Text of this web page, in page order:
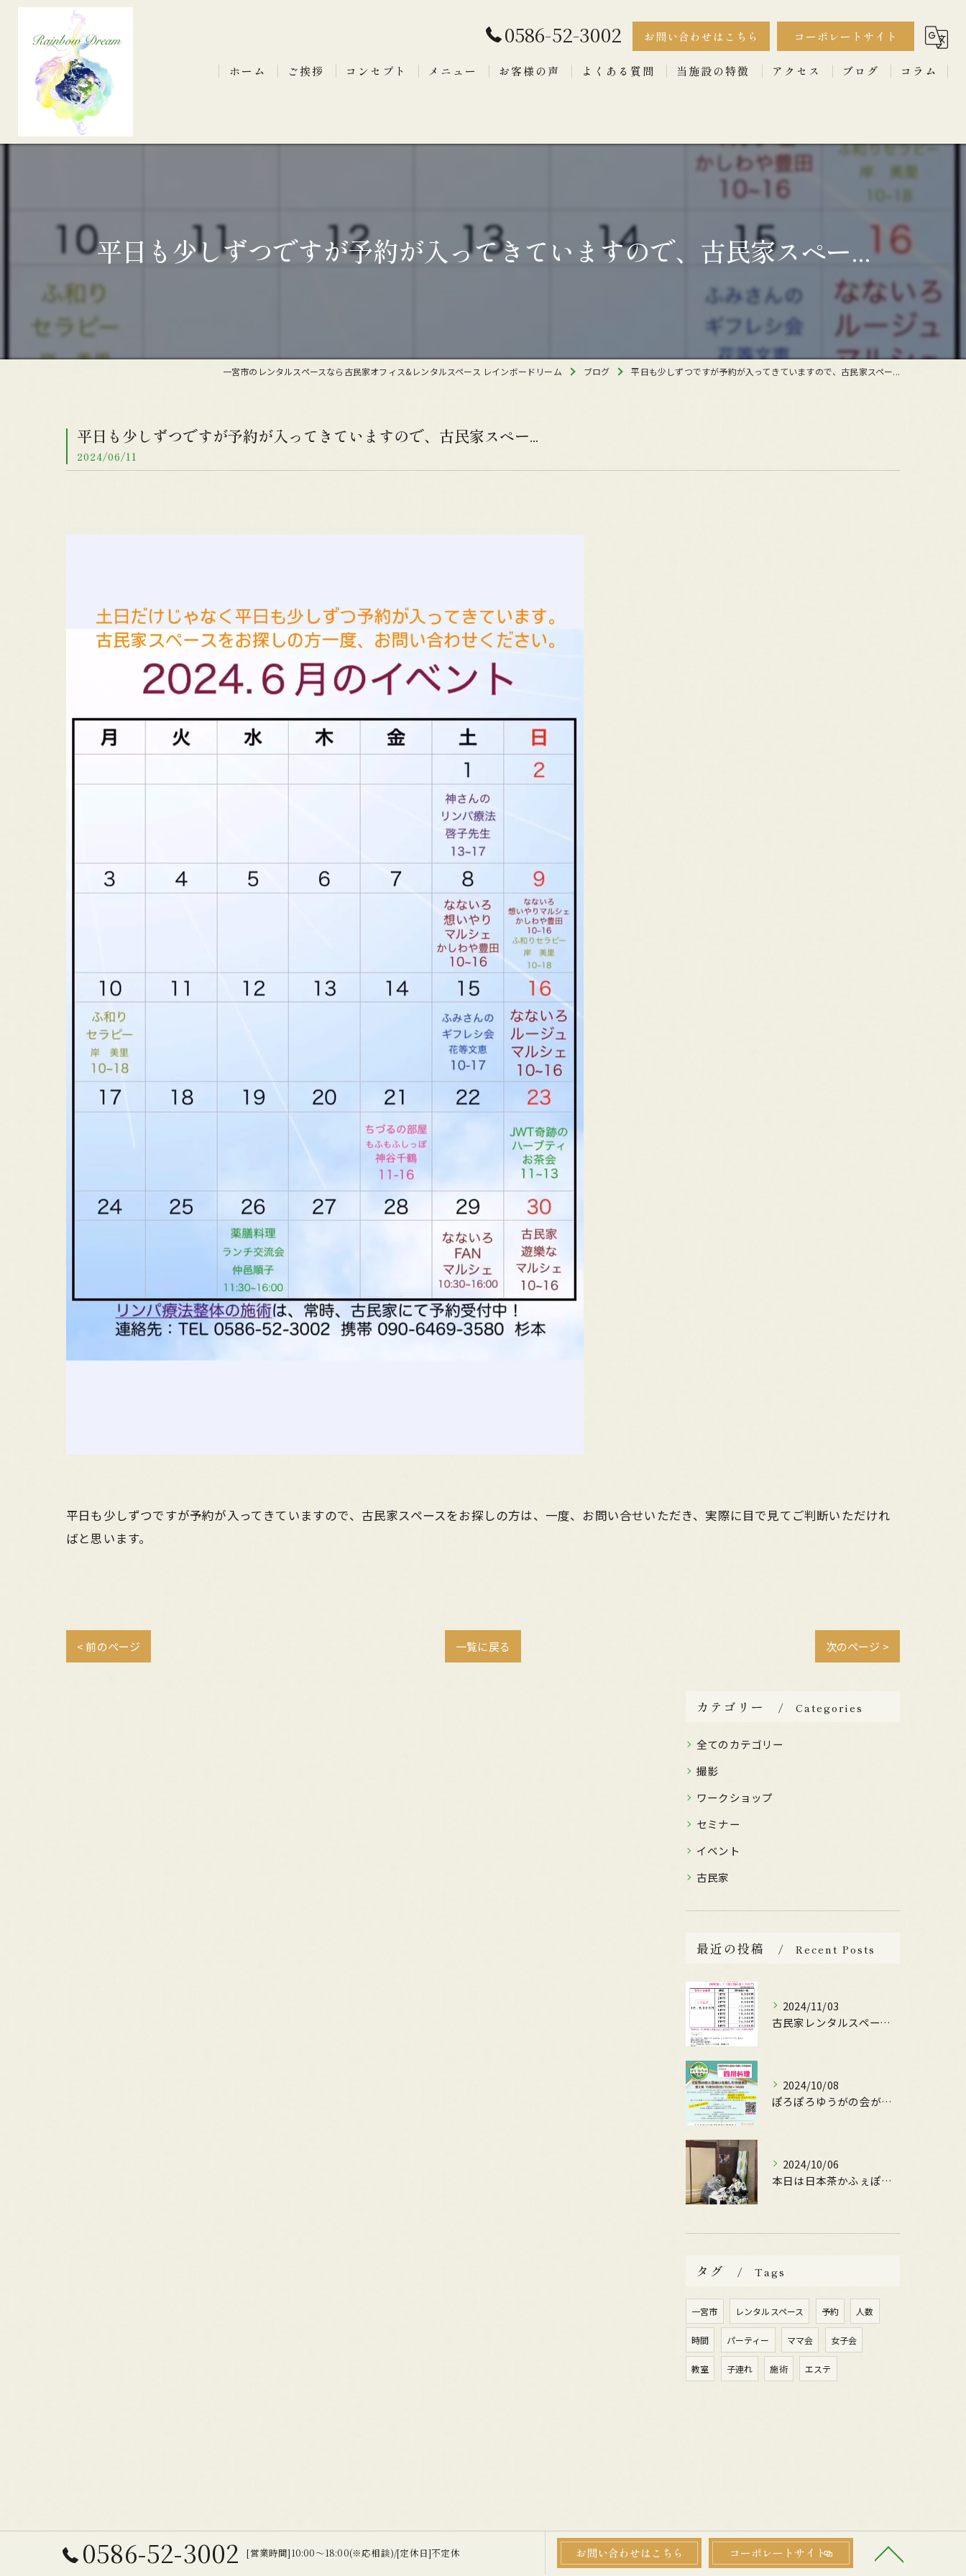
0586-52-3002 お問い合わせはこちら コーポレートサイト
ホーム ご挨拶 コンセプト メニュー お客様の声 よくある質問 当施設の特徴
ワークショップ
古民家
アクセス ブログ コラム
平日も少しずつですが予約が入ってきていますので、古民家スペー...
一宮市のレンタルスペースなら古民家オフィス&レンタルスペース レインボードリーム ブログ 平日も少しずつですが予約が入ってきていますので、古民家スペー...
平日も少しずつですが予約が入ってきていますので、古民家スペー...
2024/06/11
平日も少しずつですが予約が入ってきていますので、古民家スペースをお探しの方は、一度、お問い合せいただき、実際に目で見てご判断いただけれ
ばと思います。
< 前のページ 一覧に戻る 次のページ >
カテゴリー Categories
全てのカテゴリー
撮影
ワークショップ
セミナー
イベント
古民家
最近の投稿 Recent Posts
2024/11/03
古民家レンタルスペースの料金設定ガイド
2024/10/08
ぽろぽろゆうがの会が主催する
2024/10/06
本日は日本茶かふぇぽんちゃさんの、かふぇOpen日です。
タグ Tags
一宮市 レンタルスペース 予約 人数
時間 パーティー ママ会 女子会
教室 子連れ 施術 エステ
0586-52-3002 [営業時間]10:00〜18:00(※応相談)/[定休日]不定休 お問い合わせはこちら コーポレートサイト